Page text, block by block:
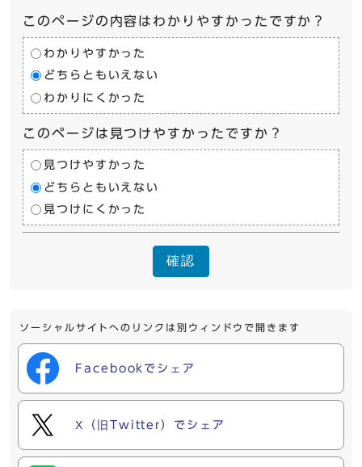
このページの内容はわかりやすかったですか？
わかりやすかった
どちらともいえない
わかりにくかった
このページは見つけやすかったですか？
見つけやすかった
どちらともいえない
見つけにくかった
確認
ソーシャルサイトへのリンクは別ウィンドウで開きます
Facebookでシェア
X（旧Twitter）でシェア